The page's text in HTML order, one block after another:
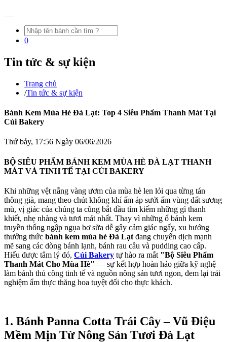
0
Tin tức & sự kiện
Trang chủ
/Tin tức & sự kiện
Bánh Kem Mùa Hè Đà Lạt: Top 4 Siêu Phẩm Thanh Mát Tại
Củi Bakery
Thứ bảy, 17:56 Ngày 06/06/2026
BỘ SIÊU PHẨM BÁNH KEM MÙA HÈ ĐÀ LẠT THANH
MÁT VÀ TINH TẾ TẠI CỦI BAKERY
Khi những vệt nắng vàng ươm của mùa hè len lỏi qua từng tán
thông già, mang theo chút không khí ấm áp sưởi ấm vùng đất sương
mù, vị giác của chúng ta cũng bắt đầu tìm kiếm những gì thanh
khiết, nhẹ nhàng và tươi mát nhất. Thay vì những ổ bánh kem
truyền thống ngập ngụa bơ sữa dễ gây cảm giác ngấy, xu hướng
thưởng thức bánh kem mùa hè Đà Lạt đang chuyển dịch mạnh
mẽ sang các dòng bánh lạnh, bánh rau câu và pudding cao cấp.
Hiểu được tâm lý đó, Củi Bakery tự hào ra mắt "Bộ Siêu Phẩm
Thanh Mát Cho Mùa Hè" — sự kết hợp hoàn hảo giữa kỹ nghệ
làm bánh thủ công tinh tế và nguồn nông sản tươi ngon, đem lại trải
nghiệm ẩm thực thăng hoa tuyệt đối cho thực khách.
1. Bánh Panna Cotta Trái Cây – Vũ Điệu
Mềm Mịn Từ Nông Sản Tươi Đà Lạt